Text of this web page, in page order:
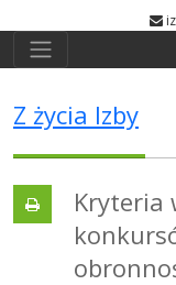
Z życia Izby
Kryteria